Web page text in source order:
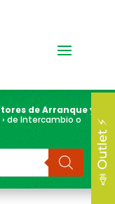
de Arranque y
› de Intercambio o
📣 Outlet ⚡